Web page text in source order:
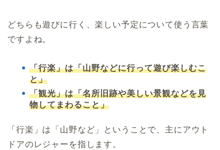
どちらも遊びに行く、楽しい予定について使う言葉
ですよね。
「行楽」は「山野などに行って遊び楽しむこ
と」
「観光」は「名所旧跡や美しい景観などを見
物してまわること」
「行楽」は「山野など」ということで、主にアウト
ドアのレジャーを指します。